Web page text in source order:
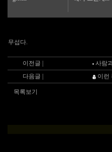
무섭다.
이전글 |
사람
다음글 |
이런
목록보기